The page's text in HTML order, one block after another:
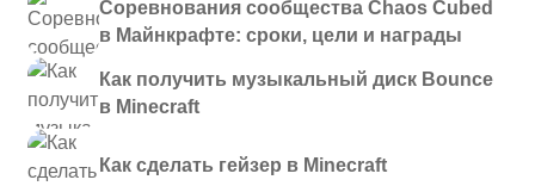
Соревнования сообщества Chaos Cubed
в Майнкрафте: сроки, цели и награды
Как получить музыкальный диск Bounce
в Minecraft
Как сделать гейзер в Minecraft